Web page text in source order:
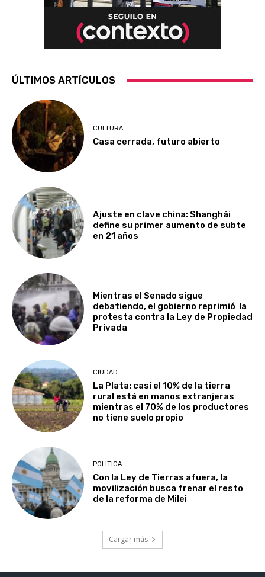
ÚLTIMOS ARTÍCULOS
CULTURA
Casa cerrada, futuro abierto
Ajuste en clave china: Shanghái
define su primer aumento de subte
en 21 años
Mientras el Senado sigue
debatiendo, el gobierno reprimió la
protesta contra la Ley de Propiedad
Privada
CIUDAD
La Plata: casi el 10% de la tierra
rural está en manos extranjeras
mientras el 70% de los productores
no tiene suelo propio
POLITICA
Con la Ley de Tierras afuera, la
movilización busca frenar el resto
de la reforma de Milei
Cargar más